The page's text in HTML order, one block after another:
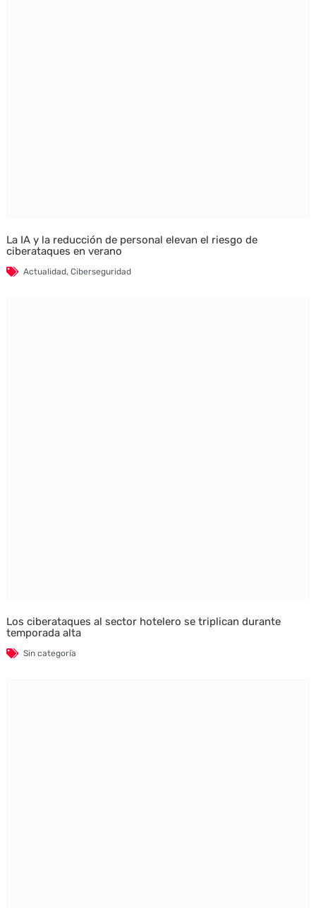
La IA y la reducción de personal elevan el riesgo de
ciberataques en verano
Actualidad, Ciberseguridad
Los ciberataques al sector hotelero se triplican durante
temporada alta
Sin categoría